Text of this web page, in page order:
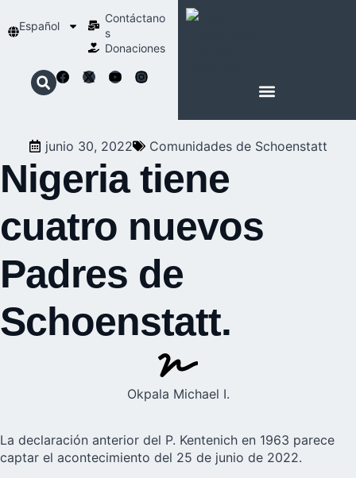
Español
Contáctano
s
Donaciones
junio 30, 2022 Comunidades de Schoenstatt
Nigeria tiene
cuatro nuevos
Padres de
Schoenstatt.
Okpala Michael I.
La declaración anterior del P. Kentenich en 1963 parece
captar el acontecimiento del 25 de junio de 2022.